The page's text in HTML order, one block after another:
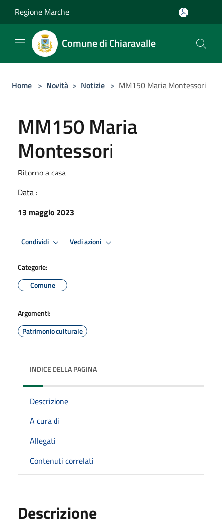
Regione Marche
Comune di Chiaravalle
Home > Novità > Notizie > MM150 Maria Montessori
MM150 Maria
Montessori
Ritorno a casa
Data :
13 maggio 2023
Condividi Vedi azioni
Categorie:
Comune
Argomenti:
Patrimonio culturale
INDICE DELLA PAGINA
Descrizione
A cura di
Allegati
Contenuti correlati
Descrizione